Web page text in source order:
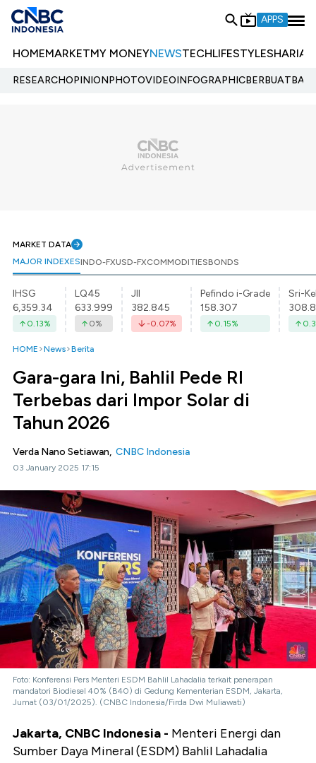
APPS
HOMEMARKETMY MONEYNEWSTECHLIFESTYLESHARIA
RESEARCHOPINIONPHOTOVIDEOINFOGRAPHIC
MARKET DATA
MAJOR INDEXESINDO-FXUSD-FXCOMMODITIESBONDS
IHSG
6,359.34
0.13%
LQ45
633.999
0%
JII
382.845
-0.07%
Pefindo i-Grade
158.307
0.15%
Sri-
0.3
HOME News Berita
Gara-gara Ini, Bahlil Pede RI
Terbebas dari Impor Solar di
Tahun 2026
Verda Nano Setiawan, CNBC Indonesia
03 January 2025 17:15
Foto: Konferensi Pers Menteri ESDM Bahlil Lahadalia terkait penerapan
mandatori Biodiesel 40% (B40) di Gedung Kementerian ESDM, Jakarta,
Jumat (03/01/2025). (CNBC Indonesia/Firda Dwi Muliawati)
Jakarta, CNBC Indonesia - Menteri Energi dan
Sumber Daya Mineral (ESDM) Bahlil Lahadalia